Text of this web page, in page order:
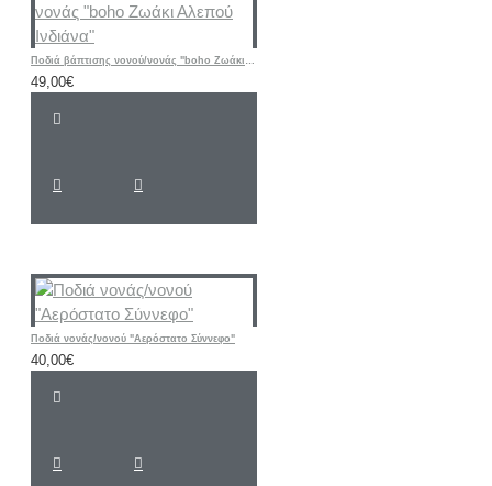
Ποδιά βάπτισης νονού/νονάς "boho Ζωάκι Αλεπού Ινδιάνα"
49,00€
Ποδιά νονάς/νονού "Αερόστατο Σύννεφο"
40,00€